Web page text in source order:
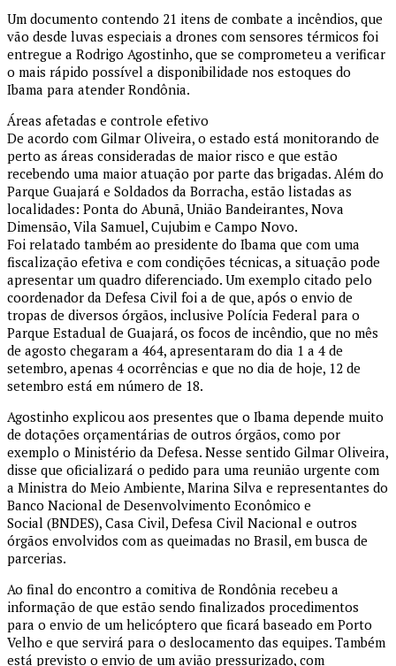
Um documento contendo 21 itens de combate a incêndios, que
vão desde luvas especiais a drones com sensores térmicos foi
entregue a Rodrigo Agostinho, que se comprometeu a verificar
o mais rápido possível a disponibilidade nos estoques do
Ibama para atender Rondônia.
Áreas afetadas e controle efetivo
De acordo com Gilmar Oliveira, o estado está monitorando de
perto as áreas consideradas de maior risco e que estão
recebendo uma maior atuação por parte das brigadas. Além do
Parque Guajará e Soldados da Borracha, estão listadas as
localidades: Ponta do Abunã, União Bandeirantes, Nova
Dimensão, Vila Samuel, Cujubim e Campo Novo.
Foi relatado também ao presidente do Ibama que com uma
fiscalização efetiva e com condições técnicas, a situação pode
apresentar um quadro diferenciado. Um exemplo citado pelo
coordenador da Defesa Civil foi a de que, após o envio de
tropas de diversos órgãos, inclusive Polícia Federal para o
Parque Estadual de Guajará, os focos de incêndio, que no mês
de agosto chegaram a 464, apresentaram do dia 1 a 4 de
setembro, apenas 4 ocorrências e que no dia de hoje, 12 de
setembro está em número de 18.
Agostinho explicou aos presentes que o Ibama depende muito
de dotações orçamentárias de outros órgãos, como por
exemplo o Ministério da Defesa. Nesse sentido Gilmar Oliveira,
disse que oficializará o pedido para uma reunião urgente com
a Ministra do Meio Ambiente, Marina Silva e representantes do
Banco Nacional de Desenvolvimento Econômico e
Social (BNDES), Casa Civil, Defesa Civil Nacional e outros
órgãos envolvidos com as queimadas no Brasil, em busca de
parcerias.
Ao final do encontro a comitiva de Rondônia recebeu a
informação de que estão sendo finalizados procedimentos
para o envio de um helicóptero que ficará baseado em Porto
Velho e que servirá para o deslocamento das equipes. Também
está previsto o envio de um avião pressurizado, com